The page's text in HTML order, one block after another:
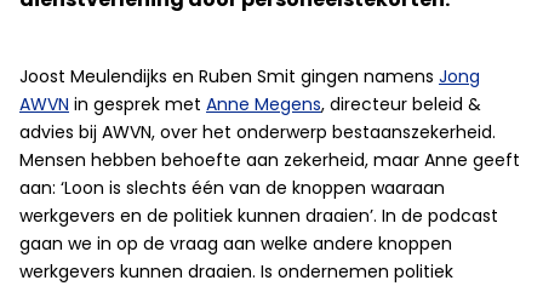
Joost Meulendijks en Ruben Smit gingen namens Jong
AWVN in gesprek met Anne Megens, directeur beleid &
advies bij AWVN, over het onderwerp bestaanszekerheid.
Mensen hebben behoefte aan zekerheid, maar Anne geeft
aan: ‘Loon is slechts één van de knoppen waaraan
werkgevers en de politiek kunnen draaien’. In de podcast
gaan we in op de vraag aan welke andere knoppen
werkgevers kunnen draaien. Is ondernemen politiek